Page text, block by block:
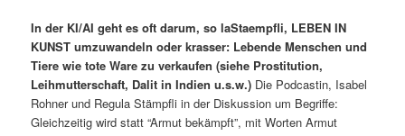
In der KI/AI geht es oft darum, so laStaempfli, LEBEN IN
KUNST umzuwandeln oder krasser: Lebende Menschen und
Tiere wie tote Ware zu verkaufen (siehe Prostitution,
Leihmutterschaft, Dalit in Indien u.s.w.) Die Podcastin, Isabel
Rohner und Regula Stämpfli in der Diskussion um Begriffe:
Gleichzeitig wird statt “Armut bekämpft”, mit Worten Armut